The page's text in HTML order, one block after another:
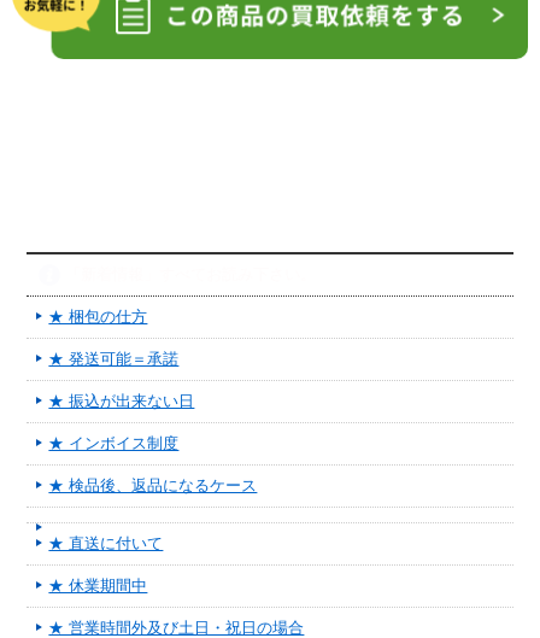
★ 梱包の仕方
★ 発送可能＝承諾
★ 振込が出来ない日
★ インボイス制度
★ 検品後、返品になるケース
★ 直送に付いて
★ 休業期間中
★ 営業時間外及び土日・祝日の場合